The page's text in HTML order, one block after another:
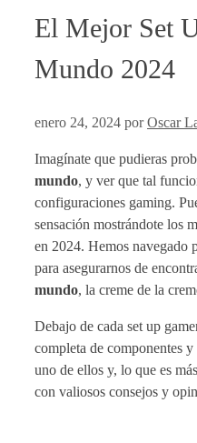
El Mejor Set
Mundo 2024
enero 24, 2024 porOscar
Imagínate que pudieras
mundo, y ver que tal
configuraciones gaming.
sensación mostrándote los
en 2024. Hemos navegado
para asegurarnos de
mundo, la creme de la
Debajo de cada set up
completa de componentes
uno de ellos y, lo que es
con valiosos consejos y